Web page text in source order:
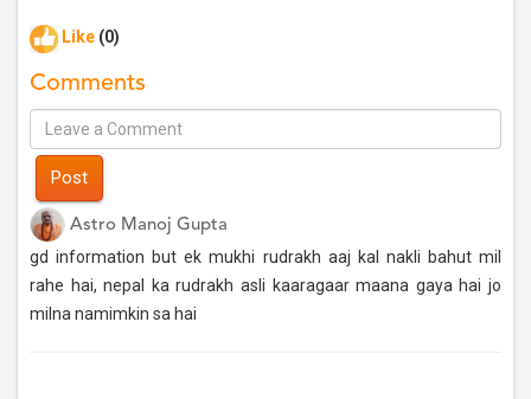
Like (0)
Comments
Post
Astro Manoj Gupta
gd information but ek mukhi rudrakh aaj kal nakli bahut mil
rahe hai, nepal ka rudrakh asli kaaragaar maana gaya hai jo
milna namimkin sa hai